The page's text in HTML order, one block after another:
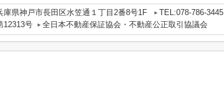
庫県神戸市長田区水笠通１丁目2番8号1F
TEL:078-786-3445
12313号
全日本不動産保証協会・不動産公正取引協議会